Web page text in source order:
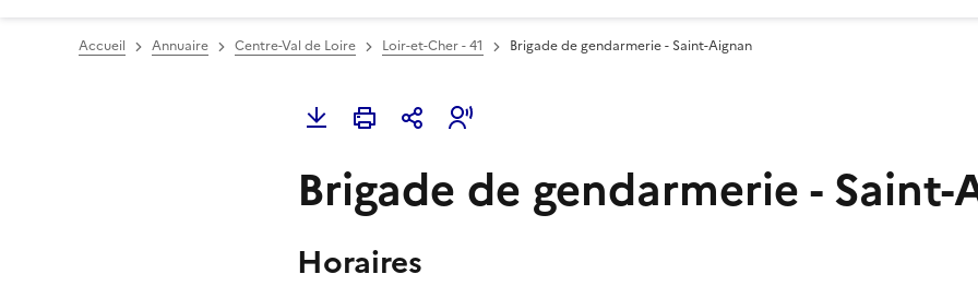
Accueil Annuaire Centre-Val de Loire Loir-et-Cher - 41 Brigade de gendarmerie - Saint-Aignan
Brigade de gendarmerie - Saint-
Horaires